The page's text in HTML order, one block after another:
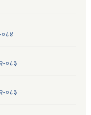
०८४
०८३
०८३